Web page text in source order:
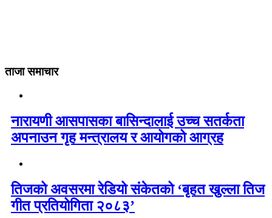
ताजा समाचार
नारायणी आसपासका बासिन्दालाई उच्च सतर्कता
अपनाउन गृह मन्त्रालय र आयोगको आग्रह
तिजको अवसरमा रेडियो संकेतको ‘बृहत खुल्ला तिज
गीत प्रतियोगिता २०८३’